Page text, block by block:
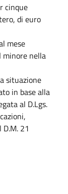
cinque
di euro
mese
minore nella
situazione
in base alla
al D.Lgs.
21